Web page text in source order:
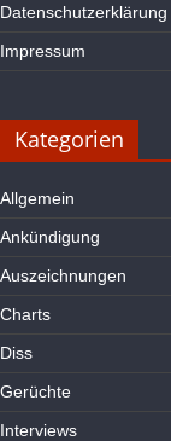
Datenschutzerklärung
Impressum
Kategorien
Allgemein
Ankündigung
Auszeichnungen
Charts
Diss
Gerüchte
Interviews